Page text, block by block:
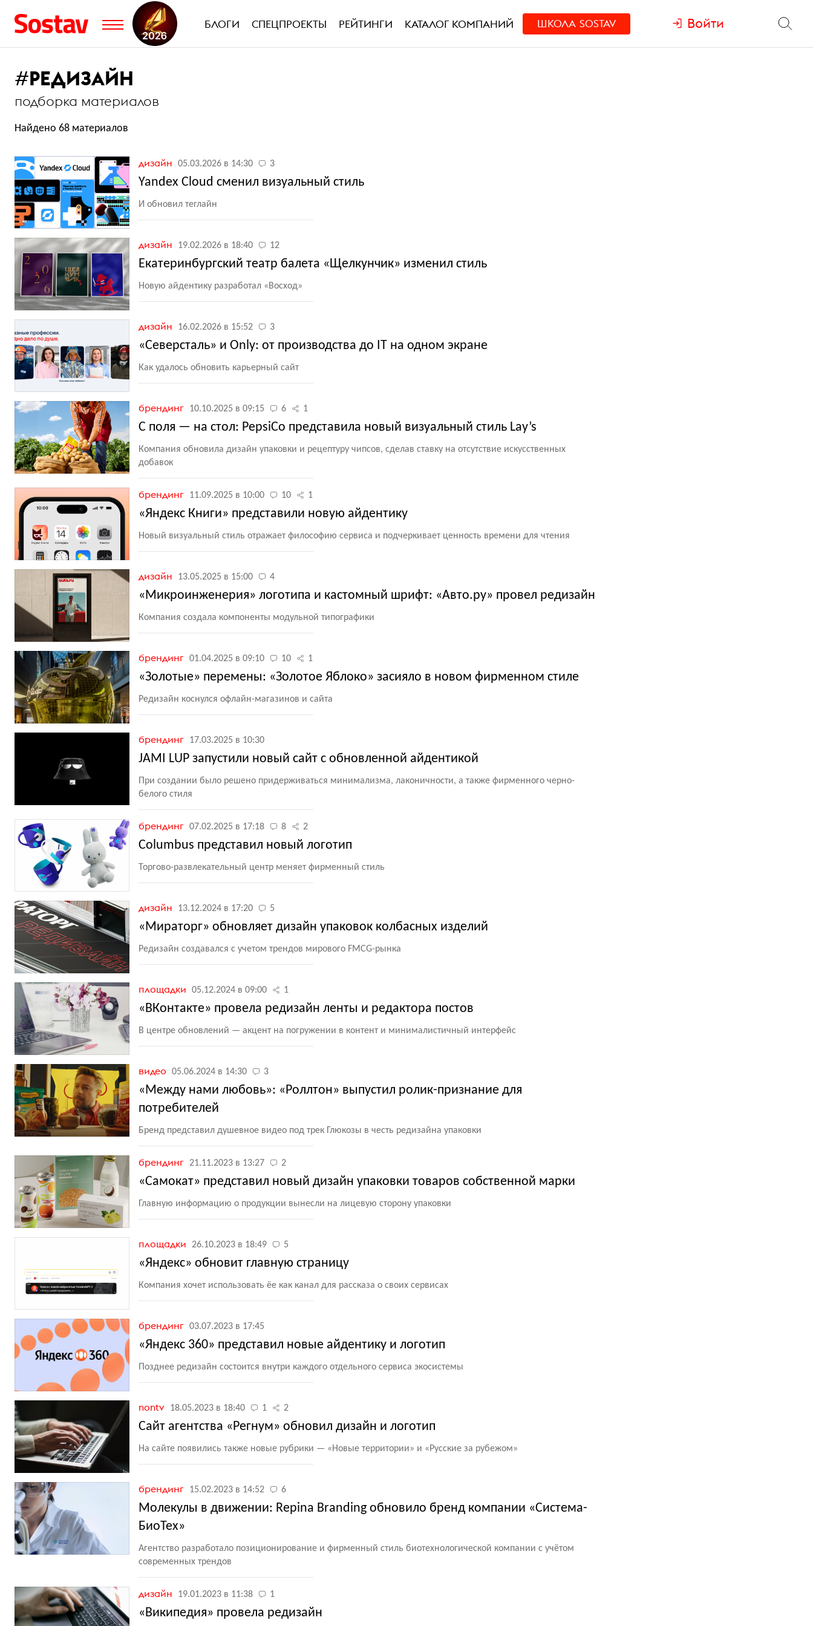
БЛОГИ СПЕЦПРОЕКТЫ РЕЙТИНГИ КАТАЛОГ КОМПАНИЙ ШКОЛА SOSTAV Войти
#РЕДИЗАЙН
подборка материалов
Найдено 68 материалов
дизайн 05.03.2026 в 14:30 3
Yandex Cloud сменил визуальный стиль
И обновил теглайн
дизайн 19.02.2026 в 18:40 12
Екатеринбургский театр балета «Щелкунчик» изменил стиль
Новую айдентику разработал «Восход»
дизайн 16.02.2026 в 15:52 3
«Северсталь» и Only: от производства до IT на одном экране
Как удалось обновить карьерный сайт
брендинг 10.10.2025 в 09:15 6 1
С поля — на стол: PepsiCo представила новый визуальный стиль Lay’s
Компания обновила дизайн упаковки и рецептуру чипсов, сделав ставку на отсутствие искусственных
добавок
брендинг 11.09.2025 в 10:00 10 1
«Яндекс Книги» представили новую айдентику
Новый визуальный стиль отражает философию сервиса и подчеркивает ценность времени для чтения
дизайн 13.05.2025 в 15:00 4
«Микроинженерия» логотипа и кастомный шрифт: «Авто.ру» провел редизайн
Компания создала компоненты модульной типографики
брендинг 01.04.2025 в 09:10 10 1
«Золотые» перемены: «Золотое Яблоко» засияло в новом фирменном стиле
Редизайн коснулся офлайн-магазинов и сайта
брендинг 17.03.2025 в 10:30
JAMI LUP запустили новый сайт с обновленной айдентикой
При создании было решено придерживаться минимализма, лаконичности, а также фирменного черно-
белого стиля
брендинг 07.02.2025 в 17:18 8 2
Columbus представил новый логотип
Торгово-развлекательный центр меняет фирменный стиль
дизайн 13.12.2024 в 17:20 5
«Мираторг» обновляет дизайн упаковок колбасных изделий
Редизайн создавался с учетом трендов мирового FMCG-рынка
площадки 05.12.2024 в 09:00 1
«ВКонтакте» провела редизайн ленты и редактора постов
В центре обновлений — акцент на погружении в контент и минималистичный интерфейс
видео 05.06.2024 в 14:30 3
«Между нами любовь»: «Роллтон» выпустил ролик-признание для
потребителей
Бренд представил душевное видео под трек Глюкозы в честь редизайна упаковки
брендинг 21.11.2023 в 13:27 2
«Самокат» представил новый дизайн упаковки товаров собственной марки
Главную информацию о продукции вынесли на лицевую сторону упаковки
площадки 26.10.2023 в 18:49 5
«Яндекс» обновит главную страницу
Компания хочет использовать ёе как канал для рассказа о своих сервисах
брендинг 03.07.2023 в 17:45
«Яндекс 360» представил новые айдентику и логотип
Позднее редизайн состоится внутри каждого отдельного сервиса экосистемы
nontv 18.05.2023 в 18:40 1 2
Сайт агентства «Регнум» обновил дизайн и логотип
На сайте появились также новые рубрики — «Новые территории» и «Русские за рубежом»
брендинг 15.02.2023 в 14:52 6
Молекулы в движении: Repina Branding обновило бренд компании «Система-
БиоТех»
Агентство разработало позиционирование и фирменный стиль биотехнологической компании с учётом
современных трендов
дизайн 19.01.2023 в 11:38 1
«Википедия» провела редизайн